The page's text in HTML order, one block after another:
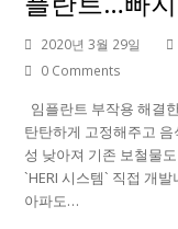
2020년 3월 29일
0 Comments
임플란트 부작용 해결
탄탄하게 고정해주고
성 낮아져 기존 보철물
`HERI 시스템` 직접 개
아파도…